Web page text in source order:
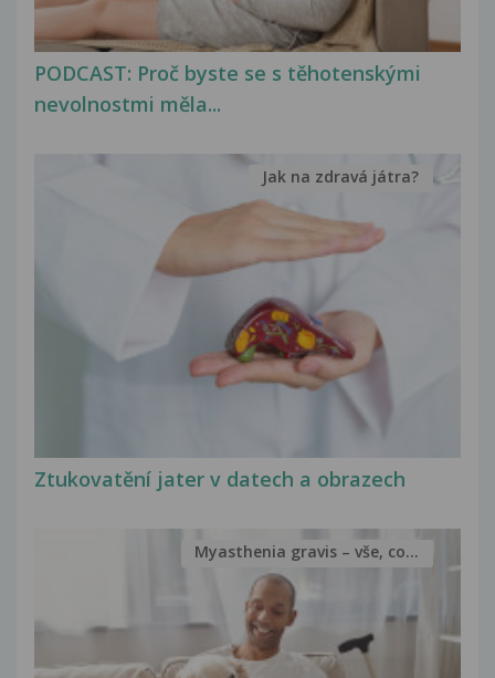
PODCAST: Proč byste se s těhotenskými
nevolnostmi měla...
Ztukovatění jater v datech a obrazech
Jak na zdravá játra?
Myasthenia gravis – vše, co...